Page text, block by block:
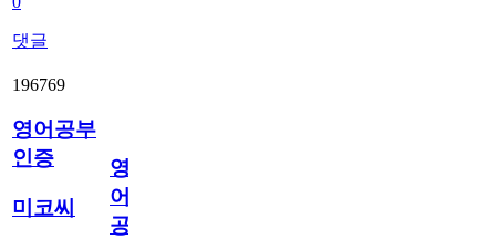
댓글
196769
영어공부
인증
미코씨
영
어
공